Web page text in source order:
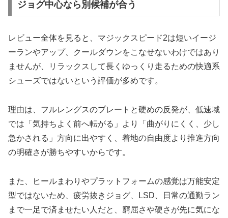
ジョグ中心なら別候補が合う
レビュー全体を見ると、マジックスピード2は短いイージ
ーランやアップ、クールダウンをこなせないわけではあり
ませんが、リラックスして長くゆっくり走るための快適系
シューズではないという評価が多めです。
理由は、フルレングスのプレートと硬めの反発が、低速域
では「気持ちよく前へ転がる」より「曲がりにくく、少し
急かされる」方向に出やすく、着地の自由度より推進方向
の明確さが勝ちやすいからです。
また、ヒールまわりやプラットフォームの感覚は万能安定
型ではないため、疲労抜きジョグ、LSD、日常の通勤ラン
まで一足で済ませたい人だと、窮屈さや硬さが先に気にな